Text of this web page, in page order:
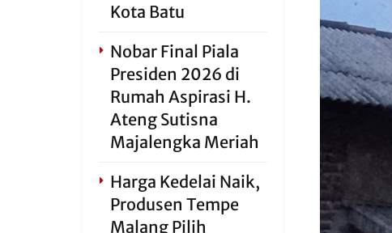
Kota Batu
Nobar Final Piala
Presiden 2026 di
Rumah Aspirasi H.
Ateng Sutisna
Majalengka Meriah
Harga Kedelai Naik,
Produsen Tempe
Malang Pilih